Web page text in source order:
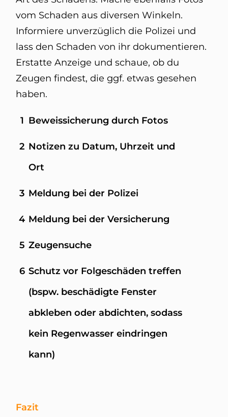
vom Schaden aus diversen Winkeln.
Informiere unverzüglich die Polizei und
lass den Schaden von ihr dokumentieren.
Erstatte Anzeige und schaue, ob du
Zeugen findest, die ggf. etwas gesehen
haben.
1 Beweissicherung durch Fotos
2 Notizen zu Datum, Uhrzeit und
Ort
3 Meldung bei der Polizei
4 Meldung bei der Versicherung
5 Zeugensuche
6 Schutz vor Folgeschäden treffen
(bspw. beschädigte Fenster
abkleben oder abdichten, sodass
kein Regenwasser eindringen
kann)
Fazit